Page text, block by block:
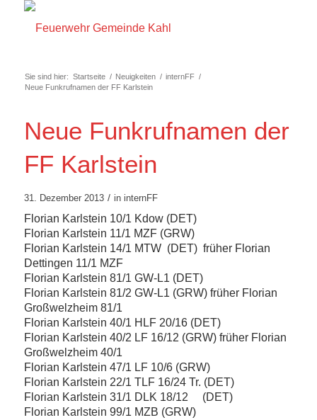
Sie sind hier: Startseite / Neuigkeiten / internFF /
Neue Funkrufnamen der FF Karlstein
Neue Funkrufnamen der
FF Karlstein
31. Dezember 2013 / in internFF
Florian Karlstein 10/1 Kdow (DET)
Florian Karlstein 11/1 MZF (GRW)
Florian Karlstein 14/1 MTW (DET) früher Florian
Dettingen 11/1 MZF
Florian Karlstein 81/1 GW-L1 (DET)
Florian Karlstein 81/2 GW-L1 (GRW) früher Florian
Großwelzheim 81/1
Florian Karlstein 40/1 HLF 20/16 (DET)
Florian Karlstein 40/2 LF 16/12 (GRW) früher Florian
Großwelzheim 40/1
Florian Karlstein 47/1 LF 10/6 (GRW)
Florian Karlstein 22/1 TLF 16/24 Tr. (DET)
Florian Karlstein 31/1 DLK 18/12 (DET)
Florian Karlstein 99/1 MZB (GRW)